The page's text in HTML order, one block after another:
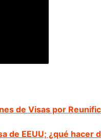
de Visas por
de EEUU; ¿qué hacer